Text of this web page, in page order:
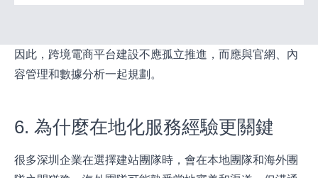
因此，跨境電商平台建設不應孤立推進，而應與官網、內
容管理和數據分析一起規劃。
6. 為什麼在地化服務經驗更關鍵
很多深圳企業在選擇建站團隊時，會在本地團隊和海外團